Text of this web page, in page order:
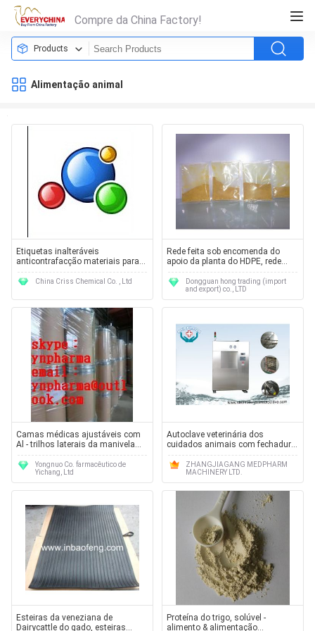
Compre da China Factory!
Products
Alimentação animal
Etiquetas inalteráveis
anticontrafacção materiais para
etiquetas inalteráveis VAGAS
China Criss Chemical Co. , Ltd
Rede feita sob encomenda do
apoio da planta do HDPE, rede
vegetal do apoio para a
leguminosa
Dongguan hong trading (import
and export) co., LTD
Camas médicas ajustáveis com
Al - trilhos laterais da manivela
manual manual da liga
Yongnuo Co. farmacêutico de
Yichang, Ltd
Autoclave veterinária dos
cuidados animais com fechadura
da porta da segurança e selo
pneumático
ZHANGJIAGANG MEDPHARM
MACHINERY LTD.
Esteiras da veneziana de
Dairycattle do gado, esteiras
Proteína do trigo, solúvel -
alimento & alimentação